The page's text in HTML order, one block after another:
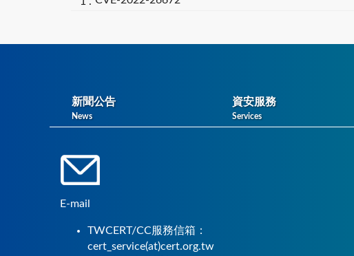
新聞公告
News
資安服務
Services
E-mail
TWCERT/CC服務信箱：
cert_service(at)cert.org.tw